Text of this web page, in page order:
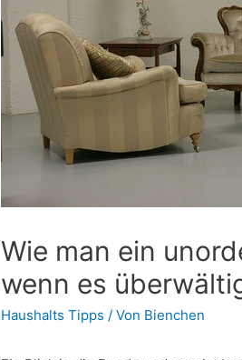
Wie man ein
wenn es
Haushalts Tipps / Von Bienchen